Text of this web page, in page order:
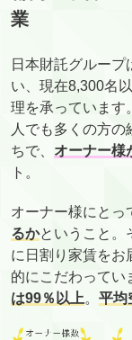
業
日本財託グルー
い、現在8,300名
理を承っています
人でも多くの方
ちで、 オーナー様
ト。
オーナー様にとっ
るかということ。
に日割り家賃をお
的にこだわってい
は99％以上。 平均